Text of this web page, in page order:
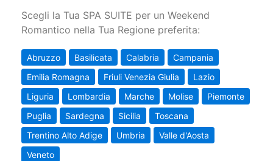
Scegli la Tua SPA SUITE per un Weekend
Romantico nella Tua Regione preferita:
Abruzzo Basilicata Calabria
Campania
Emilia Romagna
Friuli Venezia Giulia
Lazio
Liguria
Lombardia Marche Molise
Piemonte
Puglia
Sardegna Sicilia
Toscana
Trentino Alto Adige
Umbria
Valle d'Aosta
Veneto